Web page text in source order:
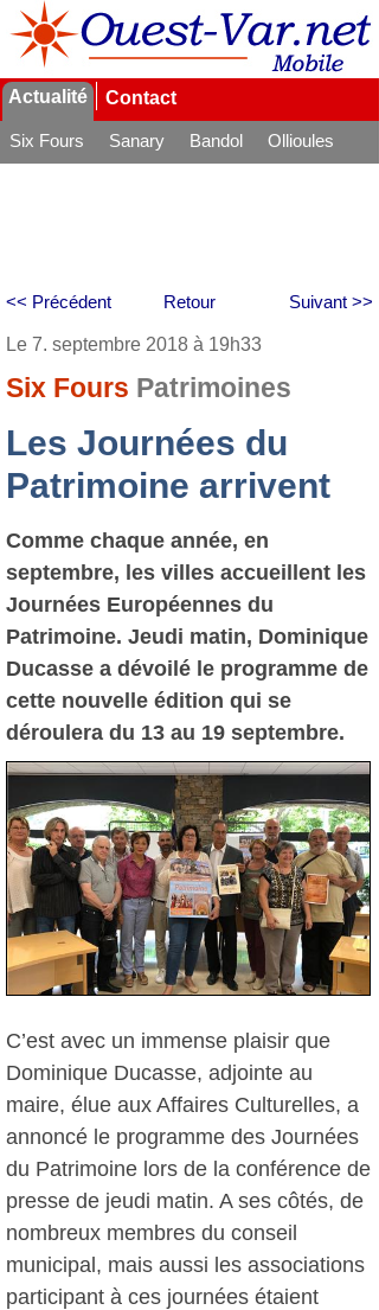
Actualité Contact
Six Fours Sanary Bandol
Ollioules
Retour
<< Précédent Suivant >>
Le 7. septembre 2018 à 19h33
Six Fours Patrimoines
Les Journées du
Patrimoine arrivent
Comme chaque année, en
septembre, les villes accueillent les
Journées Européennes du
Patrimoine. Jeudi matin, Dominique
Ducasse a dévoilé le programme de
cette nouvelle édition qui se
déroulera du 13 au 19 septembre.
C’est avec un immense plaisir que
Dominique Ducasse, adjointe au
maire, élue aux Affaires Culturelles, a
annoncé le programme des Journées
du Patrimoine lors de la conférence de
presse de jeudi matin. A ses côtés, de
nombreux membres du conseil
municipal, mais aussi les associations
participant à ces journées étaient